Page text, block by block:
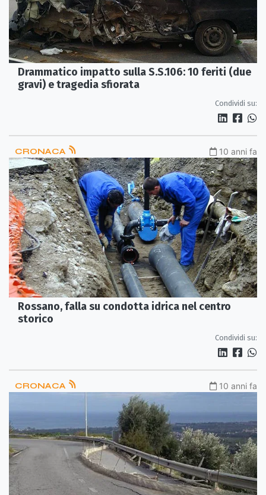
Drammatico impatto sulla S.S.106: 10 feriti (due
gravi) e tragedia sfiorata
Condividi su:
CRONACA 10 anni fa
Rossano, falla su condotta idrica nel centro
storico
Condividi su:
CRONACA 10 anni fa